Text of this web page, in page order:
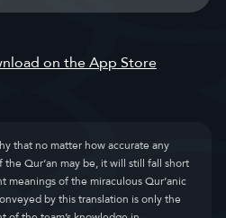
that no matter how accurate any
Qur’an may be, it will still fall short
of the miraculous Qur’anic
by this translation is only the